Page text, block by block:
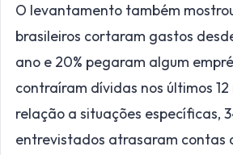
O levantamento também
brasileiros cortaram gastos
ano e 20% pegaram algum
contraíram dívidas nos últimos 12
relação a situações específicas,
entrevistados atrasaram contas